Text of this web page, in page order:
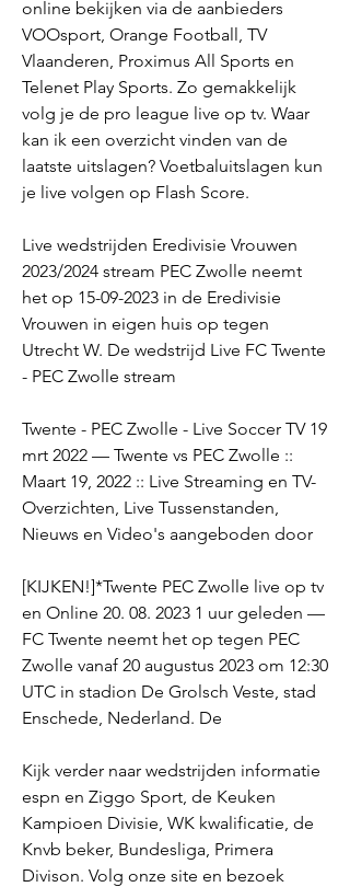
online bekijken via de aanbieders
VOOsport, Orange Football, TV
Vlaanderen, Proximus All Sports en
Telenet Play Sports. Zo gemakkelijk
volg je de pro league live op tv. Waar
kan ik een overzicht vinden van de
laatste uitslagen? Voetbaluitslagen kun
je live volgen op Flash Score.
Live wedstrijden Eredivisie Vrouwen
2023/2024 stream PEC Zwolle neemt
het op 15-09-2023 in de Eredivisie
Vrouwen in eigen huis op tegen
Utrecht W. De wedstrijd Live FC Twente
- PEC Zwolle stream
Twente - PEC Zwolle - Live Soccer TV 19
mrt 2022 — Twente vs PEC Zwolle ::
Maart 19, 2022 :: Live Streaming en TV-
Overzichten, Live Tussenstanden,
Nieuws en Video's aangeboden door
[KIJKEN!]*Twente PEC Zwolle live op tv
en Online 20. 08. 2023 1 uur geleden —
FC Twente neemt het op tegen PEC
Zwolle vanaf 20 augustus 2023 om 12:30
UTC in stadion De Grolsch Veste, stad
Enschede, Nederland. De
Kijk verder naar wedstrijden informatie
espn en Ziggo Sport, de Keuken
Kampioen Divisie, WK kwalificatie, de
Knvb beker, Bundesliga, Primera
Divison. Volg onze site en bezoek